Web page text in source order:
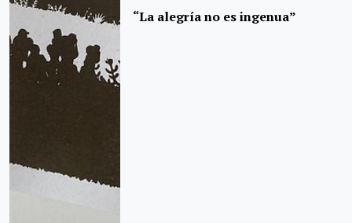
“La alegría no es ingenua”